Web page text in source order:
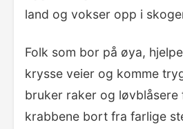
land og vokser opp i
Folk som bor på øya,
krysse veier og komme
bruker raker og løvblåsere
krabbene bort fra farlige